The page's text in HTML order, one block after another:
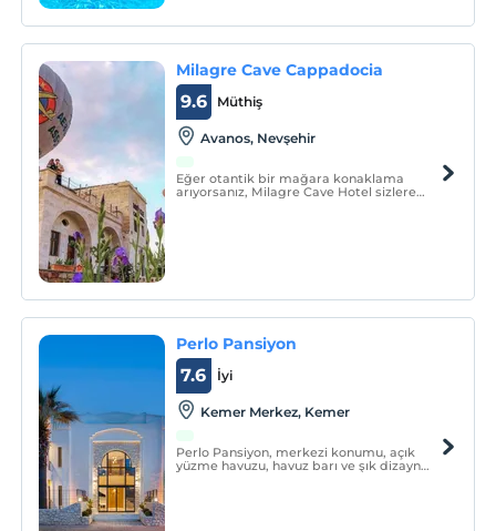
Milagre Cave Cappadocia
Müthiş
9.6
Avanos, Nevşehir
Eğer otantik bir mağara konaklama
arıyorsanız, Milagre Cave Hotel sizlere
Perlo Pansiyon
İyi
7.6
Kemer Merkez, Kemer
Perlo Pansiyon, merkezi konumu, açık
yüzme havuzu, havuz barı ve şık dizayn